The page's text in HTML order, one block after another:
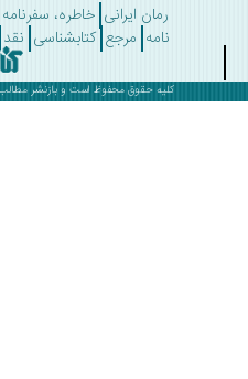
رمان ایرانی خاطره، سفرنامه و
مرجع کتابشناسی نقد بایگانی
کلیه حقوق محفوظ است و بازنشر مطالب با ذکر